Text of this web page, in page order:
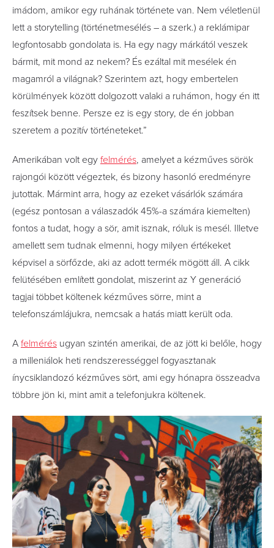
imádom, amikor egy ruhának története van. Nem véletlenül
lett a storytelling (történetmesélés – a szerk.) a reklámipar
legfontosabb gondolata is. Ha egy nagy márkától veszek
bármit, mit mond az nekem? És ezáltal mit mesélek én
magamról a világnak? Szerintem azt, hogy embertelen
körülmények között dolgozott valaki a ruhámon, hogy én itt
feszítsek benne. Persze ez is egy story, de én jobban
szeretem a pozitív történeteket.”
Amerikában volt egy felmérés, amelyet a kézműves sörök
rajongói között végeztek, és bizony hasonló eredményre
jutottak. Mármint arra, hogy az ezeket vásárlók számára
(egész pontosan a válaszadók 45%-a számára kiemelten)
fontos a tudat, hogy a sör, amit isznak, róluk is mesél. Illetve
amellett sem tudnak elmenni, hogy milyen értékeket
képvisel a sörfőzde, aki az adott termék mögött áll. A cikk
felütésében említett gondolat, miszerint az Y generáció
tagjai többet költenek kézműves sörre, mint a
telefonszámlájukra, nemcsak a hatás miatt került oda.
A felmérés ugyan szintén amerikai, de az jött ki belőle, hogy
a milleniálok heti rendszerességgel fogyasztanak
ínycsiklandozó kézműves sört, ami egy hónapra összeadva
többre jön ki, mint amit a telefonjukra költenek.